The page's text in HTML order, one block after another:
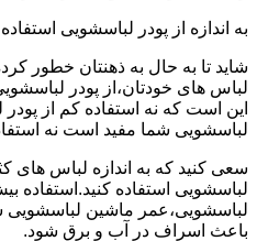
به اندازه از پودر لباسشویی استفاده
شاید تا به حال به ذهنتان خطور
لباس های خودتان،از پودر
این است که نه استفاده کم از
لباسشویی شما مفید است نه
سعی کنید که به اندازه لباس های
لباسشویی استفاده کنید.استفاده
لباسشویی،عمر ماشین لباسشویی
باعث اسراف در آب و برق شود.